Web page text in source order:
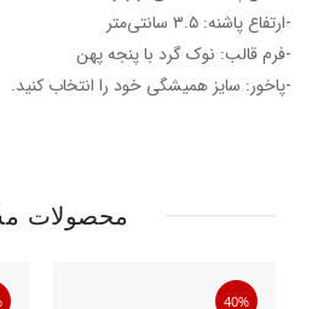
-ارتفاع پاشنه: ۳.۵ سانتی‌متر
-فرم قالب: نوک گرد با پنجه پهن
-پاخور: سایز همیشگی خود را انتخاب کنید.
محصولات
40%